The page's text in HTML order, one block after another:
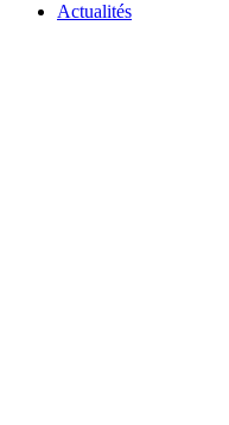
Actualités